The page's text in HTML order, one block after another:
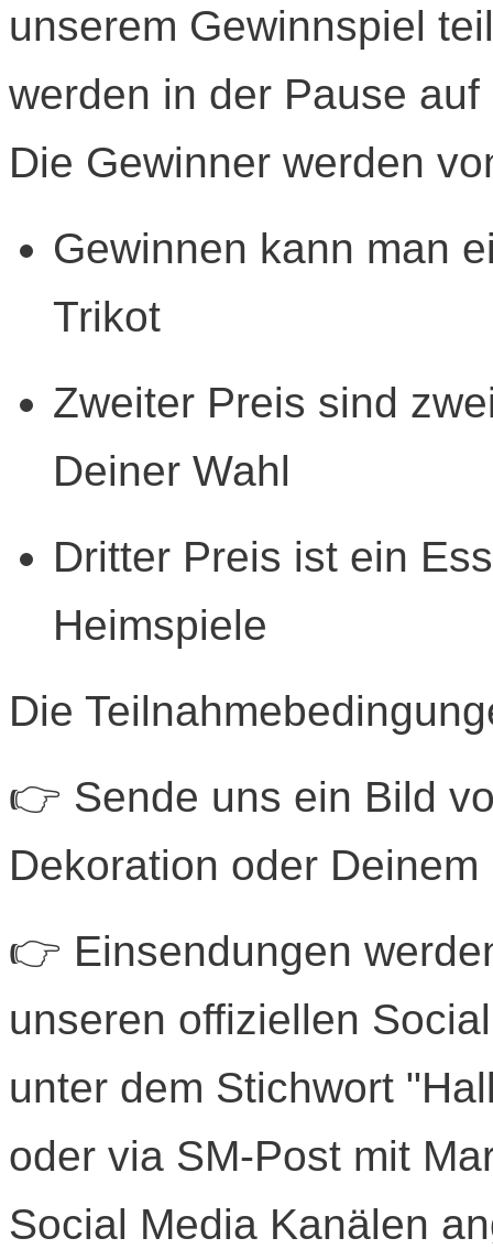
unserem Gewinnspiel
werden in der Pause
Die Gewinner werden
Gewinnen kann man
Trikot
Zweiter Preis sind
Deiner Wahl
Dritter Preis ist ein
Heimspiele
Die
👉 Sende uns ein Bild
Dekoration oder
👉 Einsendungen
unseren offiziellen
unter dem Stichwort
oder via SM-Post mit
Social Media Kanälen